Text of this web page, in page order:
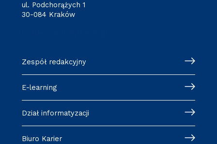
ul. Podchorążych 1
30-084 Kraków
Zespół redakcyjny
E-learning
Dział informatyzacji
Biuro Karier